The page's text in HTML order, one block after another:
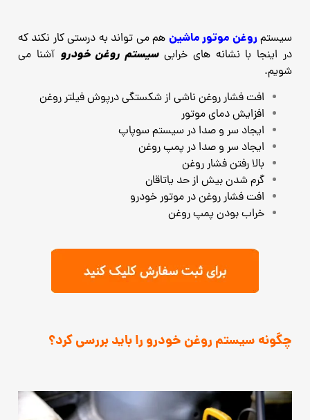
سیستمروغن موتور ماشین هم می تواند به درستی کار نکند که
در اینجا با نشانه های خرابیسیستم روغن خودرو آشنا می
شویم.
افت فشار روغن ناشی از شکستگی درپوش فیلتر روغن
افزایش دمای موتور
ایجاد سر و صدا در سیستم سوپاپ
ایجاد سر و صدا در پمپ روغن
بالا رفتن فشار روغن
گرم شدن بیش از حد یاتاقان
افت فشار روغن در موتور خودرو
خراب بودن پمپ روغن
چگونه سیستم روغن خودرو را باید بررسی کرد؟